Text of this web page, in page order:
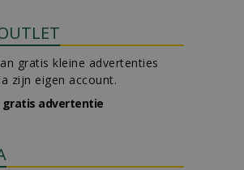
gratis kleine advertenties
zijn eigen account.
gratis advertentie